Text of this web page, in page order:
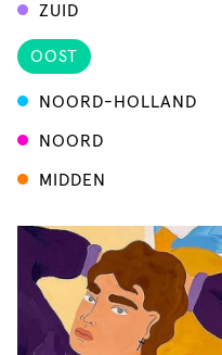
ZUID
OOST
NOORD-HOLLAND
NOORD
MIDDEN